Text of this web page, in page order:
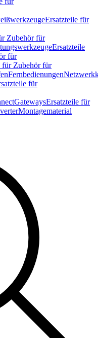
Ersatzteile für
Zubehör für
Ersatzteile
für
für Zubehör für
Fernbedienungen
für
GatewaysErsatzteile für
Montagematerial